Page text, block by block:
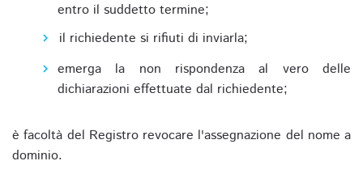
entro il suddetto termine;
il richiedente si rifiuti di inviarla;
emerga la non rispondenza al vero delle
dichiarazioni effettuate dal richiedente;
è facoltà del Registro revocare l'assegnazione del nome a
dominio.